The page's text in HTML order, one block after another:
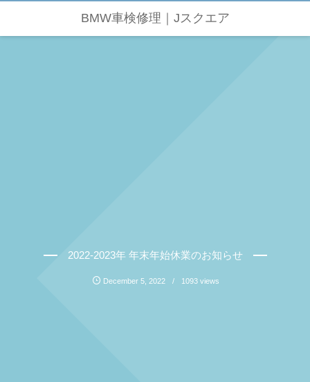
BMW車検修理｜Jスクエア
2022-2023年 年末年始休業のお知らせ
December 5 ,2022 1093 views